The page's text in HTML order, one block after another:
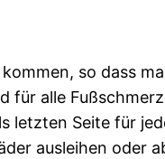
so dass
alle
Seite für
ausleihen